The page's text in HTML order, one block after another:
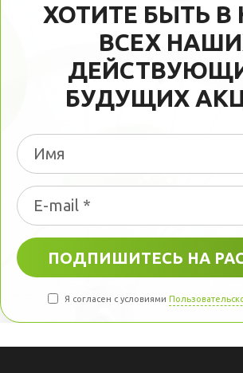
ХОТИТЕ БЫТЬ В
ВСЕХ
БУДУЩИХ
Я согласен с условиями